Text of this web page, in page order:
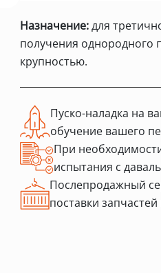
Назначение:для
получения однородного
крупностью.
Пуско-наладка на
обучение вашего
При
испытания с
Послепродажный
поставки